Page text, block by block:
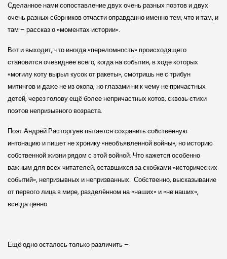
Сделанное нами сопоставление двух очень разных поэтов и двух
очень разных сборников отчасти оправданно именно тем, что и там, и
там – рассказ о «моментах истории».
Вот и выходит, что иногда «переломность» происходящего
становится очевиднее всего, когда на события, в ходе которых
«могилу коту вырыл кусок от ракеты», смотришь не с трибун
митингов и даже не из окопа, но глазами ни к чему не причастных
детей, через голову ещё более непричастных котов, сквозь стихи
поэтов непризывного возраста.
Поэт Андрей Расторгуев пытается сохранить собственную
интонацию и пишет не хронику «необъявленной войны», но историю
собственной жизни рядом с этой войной. Что кажется особенно
важным для всех читателей, оставшихся за скобками «исторических
событий», непризывных и непризванных. Собственно, высказывание
от первого лица в мире, разделённом на «наших» и «не наших»,
всегда ценно.
Ещё одно осталось только различить –